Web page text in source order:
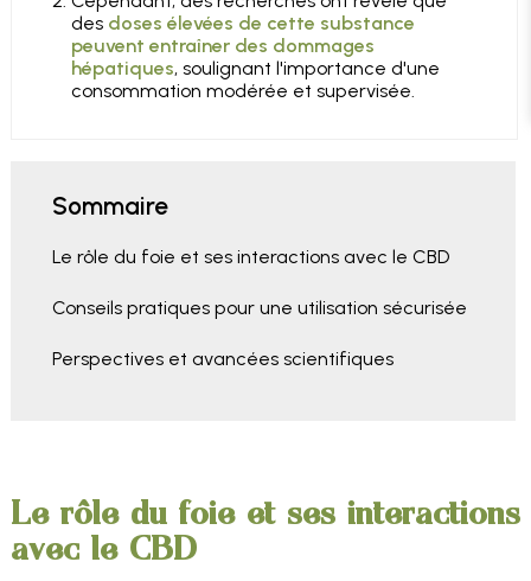
des doses élevées de cette substance
peuvent entraîner des dommages
hépatiques, soulignant l'importance d'une
consommation modérée et supervisée.
Sommaire
Le rôle du foie et ses interactions avec le CBD
Conseils pratiques pour une utilisation sécurisée
Perspectives et avancées scientifiques
Le rôle du foie et ses interactions
avec le CBD